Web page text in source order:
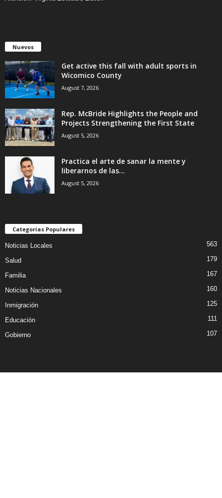
Nuevos
Get active this fall with adult sports in
Wicomico County
August 7, 2026
Rep. McBride Highlights the People and
Projects Strengthening the First State
August 5, 2026
Practica el arte de sanar la mente y
liberarnos de las...
August 5, 2026
Categorías Populares
Noticias Locales 563
Salud 179
Familia 167
Noticias Nacionales 160
Inmigración 125
Educación 111
Gobierno 107